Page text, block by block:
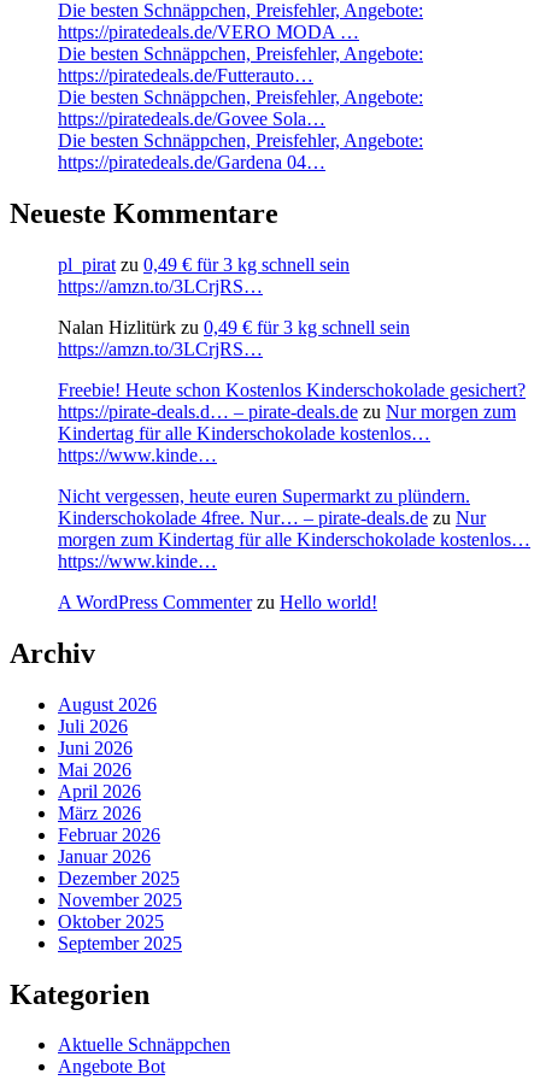
Die besten Schnäppchen, Preisfehler, Angebote:
https://piratedeals.de/VERO MODA …
Die besten Schnäppchen, Preisfehler, Angebote:
https://piratedeals.de/Futterauto…
Die besten Schnäppchen, Preisfehler, Angebote:
https://piratedeals.de/Govee Sola…
Die besten Schnäppchen, Preisfehler, Angebote:
https://piratedeals.de/Gardena 04…
Neueste Kommentare
pl_pirat zu 0,49 € für 3 kg schnell sein
https://amzn.to/3LCrjRS…
Nalan Hizlitürk zu 0,49 € für 3 kg schnell sein
https://amzn.to/3LCrjRS…
Freebie! Heute schon Kostenlos Kinderschokolade gesichert?
https://pirate-deals.d… – pirate-deals.de zu Nur morgen zum
Kindertag für alle Kinderschokolade kostenlos…
https://www.kinde…
Nicht vergessen, heute euren Supermarkt zu plündern.
Kinderschokolade 4free. Nur… – pirate-deals.de zu Nur
morgen zum Kindertag für alle Kinderschokolade kostenlos…
https://www.kinde…
A WordPress Commenterzu Hello world!
Archiv
August 2026
Juli 2026
Juni 2026
Mai 2026
April 2026
März 2026
Februar 2026
Januar 2026
Dezember 2025
November 2025
Oktober 2025
September 2025
Kategorien
Aktuelle Schnäppchen
Angebote Bot